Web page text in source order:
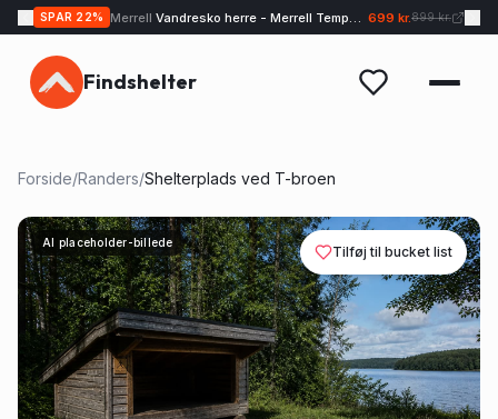
SPAR 22% Merrell Vandresko herre - Merrell Tempo EXP - Sand 699 kr.899 kr.
Findshelter
Forside/Randers/Shelterplads ved T-broen
AI placeholder-billede
Tilføj til bucket list